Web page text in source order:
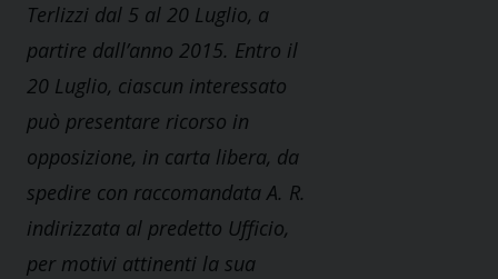
Terlizzi dal 5 al 20 Luglio, a
partire dall’anno 2015. Entro il
20 Luglio, ciascun interessato
può presentare ricorso in
opposizione, in carta libera, da
spedire con raccomandata A. R.
indirizzata al predetto Ufficio,
per motivi attinenti la sua